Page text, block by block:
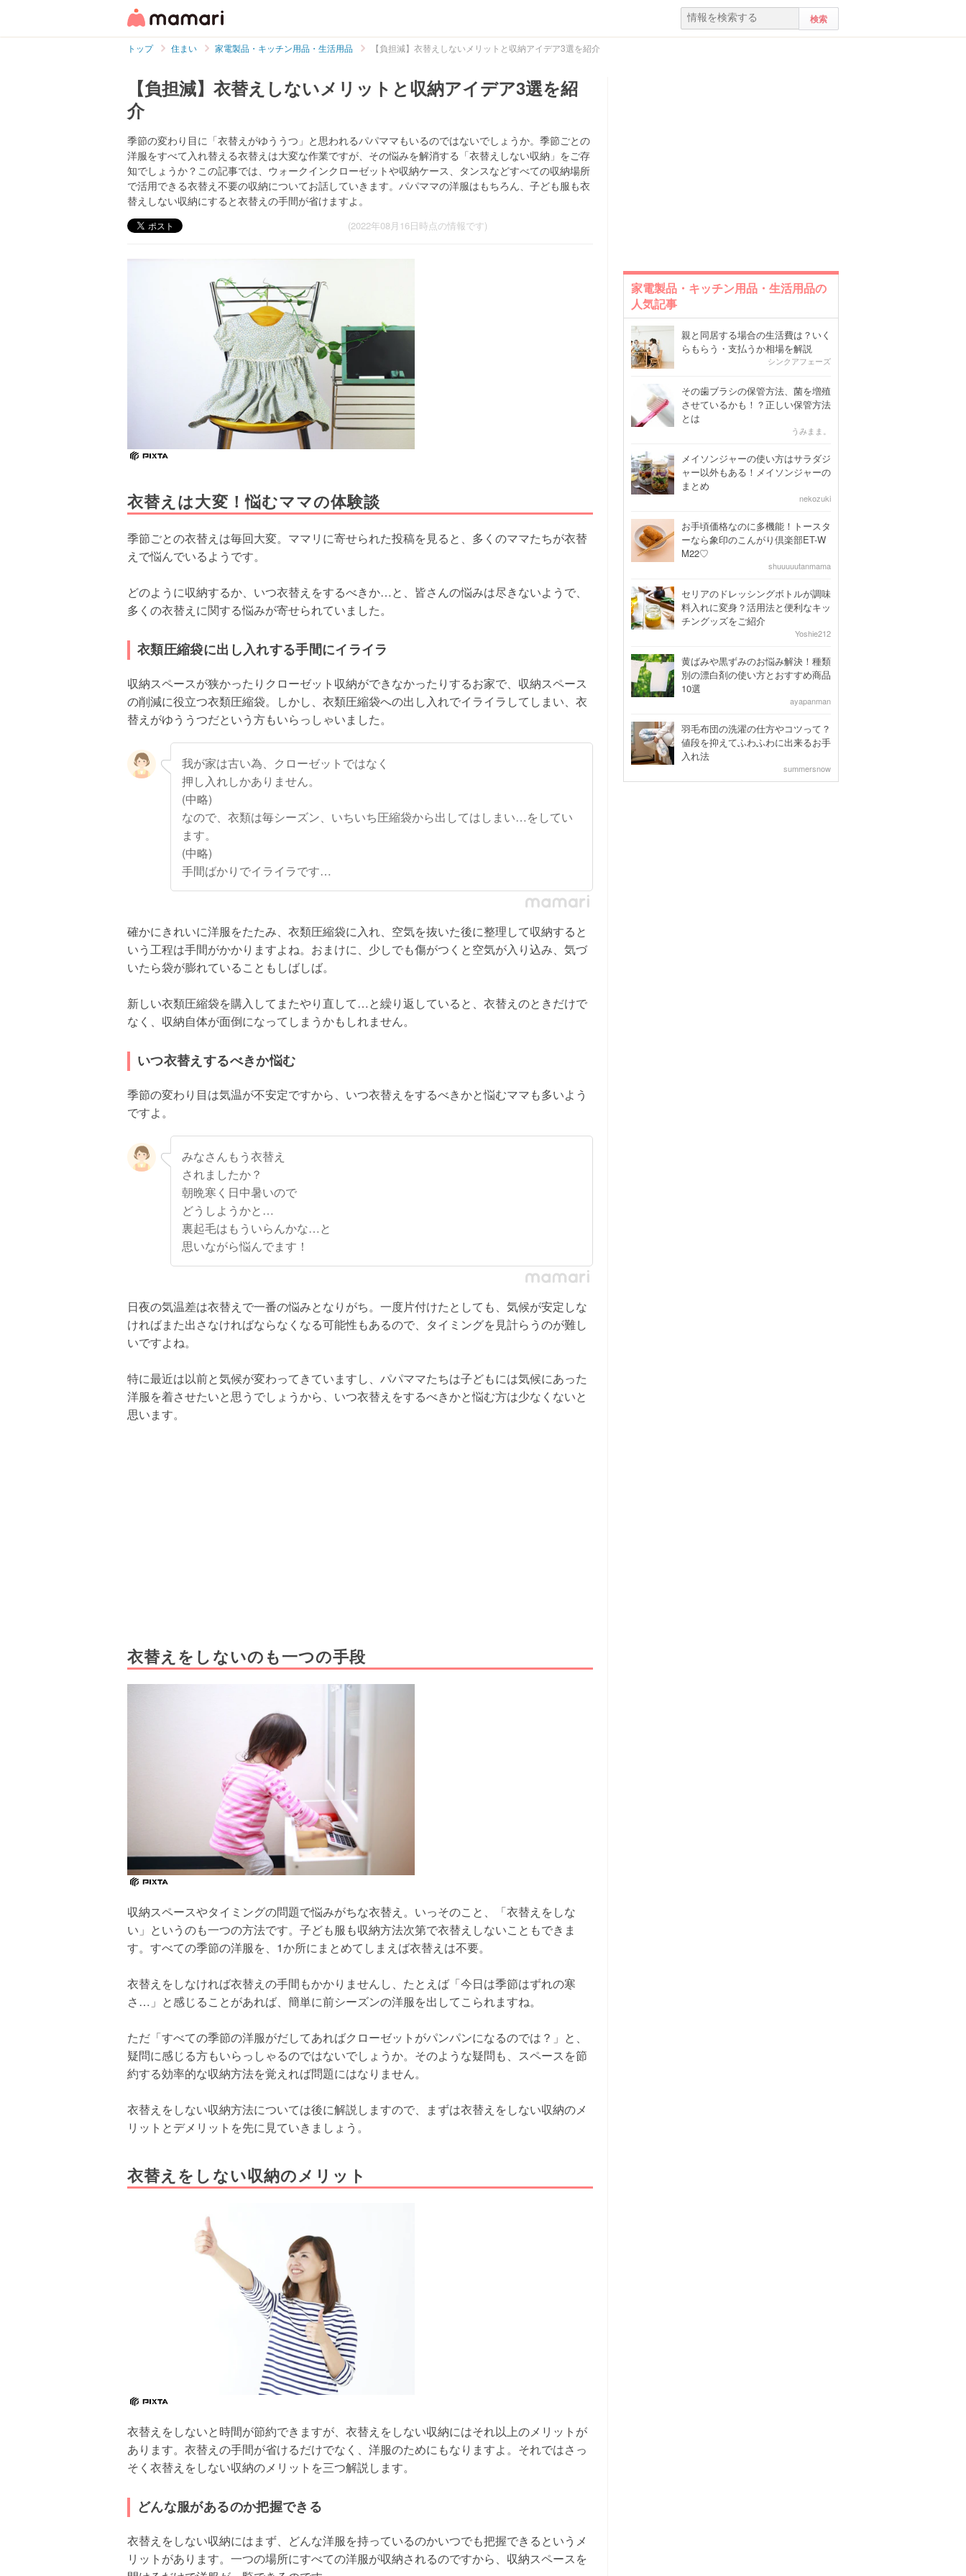
トップ 住まい 家電製品・キッチン用品・生活用品 【負担減】衣替えしないメリットと収納アイデア3選を紹介
【負担減】衣替えしないメリットと収納アイデア3選を紹
介
季節の変わり目に「衣替えがゆううつ」と思われるパパママもいるのではないでしょうか。季節ごとの
洋服をすべて入れ替える衣替えは大変な作業ですが、その悩みを解消する「衣替えしない収納」をご存
知でしょうか？この記事では、ウォークインクローゼットや収納ケース、タンスなどすべての収納場所
で活用できる衣替え不要の収納についてお話していきます。パパママの洋服はもちろん、子ども服も衣
替えしない収納にすると衣替えの手間が省けますよ。
(2022年08月16日時点の情報です)
衣替えは大変！悩むママの体験談
季節ごとの衣替えは毎回大変。ママリに寄せられた投稿を見ると、多くのママたちが衣替
えで悩んでいるようです。
どのように収納するか、いつ衣替えをするべきか…と、皆さんの悩みは尽きないようで、
多くの衣替えに関する悩みが寄せられていました。
衣類圧縮袋に出し入れする手間にイライラ
収納スペースが狭かったりクローゼット収納ができなかったりするお家で、収納スペース
の削減に役立つ衣類圧縮袋。しかし、衣類圧縮袋への出し入れでイライラしてしまい、衣
替えがゆううつだという方もいらっしゃいました。
我が家は古い為、クローゼットではなく
押し入れしかありません。
(中略)
なので、衣類は毎シーズン、いちいち圧縮袋から出してはしまい…をしてい
ます。
(中略)
手間ばかりでイライラです…
確かにきれいに洋服をたたみ、衣類圧縮袋に入れ、空気を抜いた後に整理して収納すると
いう工程は手間がかかりますよね。おまけに、少しでも傷がつくと空気が入り込み、気づ
いたら袋が膨れていることもしばしば。
新しい衣類圧縮袋を購入してまたやり直して…と繰り返していると、衣替えのときだけで
なく、収納自体が面倒になってしまうかもしれません。
いつ衣替えするべきか悩む
季節の変わり目は気温が不安定ですから、いつ衣替えをするべきかと悩むママも多いよう
ですよ。
みなさんもう衣替え
されましたか？
朝晩寒く日中暑いので
どうしようかと…
裏起毛はもういらんかな…と
思いながら悩んでます！
日夜の気温差は衣替えで一番の悩みとなりがち。一度片付けたとしても、気候が安定しな
ければまた出さなければならなくなる可能性もあるので、タイミングを見計らうのが難し
いですよね。
特に最近は以前と気候が変わってきていますし、パパママたちは子どもには気候にあった
洋服を着させたいと思うでしょうから、いつ衣替えをするべきかと悩む方は少なくないと
思います。
衣替えをしないのも一つの手段
収納スペースやタイミングの問題で悩みがちな衣替え。いっそのこと、「衣替えをしな
い」というのも一つの方法です。子ども服も収納方法次第で衣替えしないこともできま
す。すべての季節の洋服を、1か所にまとめてしまえば衣替えは不要。
衣替えをしなければ衣替えの手間もかかりませんし、たとえば「今日は季節はずれの寒
さ…」と感じることがあれば、簡単に前シーズンの洋服を出してこられますね。
ただ「すべての季節の洋服がだしてあればクローゼットがパンパンになるのでは？」と、
疑問に感じる方もいらっしゃるのではないでしょうか。そのような疑問も、スペースを節
約する効率的な収納方法を覚えれば問題にはなりません。
衣替えをしない収納方法については後に解説しますので、まずは衣替えをしない収納のメ
リットとデメリットを先に見ていきましょう。
衣替えをしない収納のメリット
衣替えをしないと時間が節約できますが、衣替えをしない収納にはそれ以上のメリットが
あります。衣替えの手間が省けるだけでなく、洋服のためにもなりますよ。それではさっ
そく衣替えをしない収納のメリットを三つ解説します。
どんな服があるのか把握できる
衣替えをしない収納にはまず、どんな洋服を持っているのかいつでも把握できるというメ
リットがあります。一つの場所にすべての洋服が収納されるのですから、収納スペースを
家電製品・キッチン用品・生活用品の
人気記事
親と同居する場合の生活費は？いく
らもらう・支払うか相場を解説
シンクアフェーズ
その歯ブラシの保管方法、菌を増殖
させているかも！？正しい保管方法
とは
うみまま。
メイソンジャーの使い方はサラダジ
ャー以外もある！メイソンジャーの
まとめ
nekozuki
お手頃価格なのに多機能！トースタ
ーなら象印のこんがり倶楽部ET-W
M22♡
shuuuuutanmama
セリアのドレッシングボトルが調味
料入れに変身？活用法と便利なキッ
チングッズをご紹介
Yoshie212
黄ばみや黒ずみのお悩み解決！種類
別の漂白剤の使い方とおすすめ商品
10選
ayapanman
羽毛布団の洗濯の仕方やコツって？
値段を抑えてふわふわに出来るお手
入れ法
summersnow